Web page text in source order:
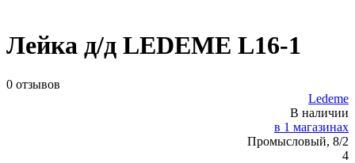
Лейка д/д LEDEME L16-1
0 отзывов
Ledeme
В наличии
в 1 магазинах
Промысловый, 8/2
4